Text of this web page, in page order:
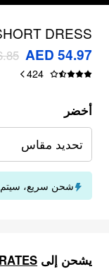
DRESS
& PLUS
AED 54.97
424
أخضر
تحديد مقاس
شحن سريع، سيتم
يشحن إلى